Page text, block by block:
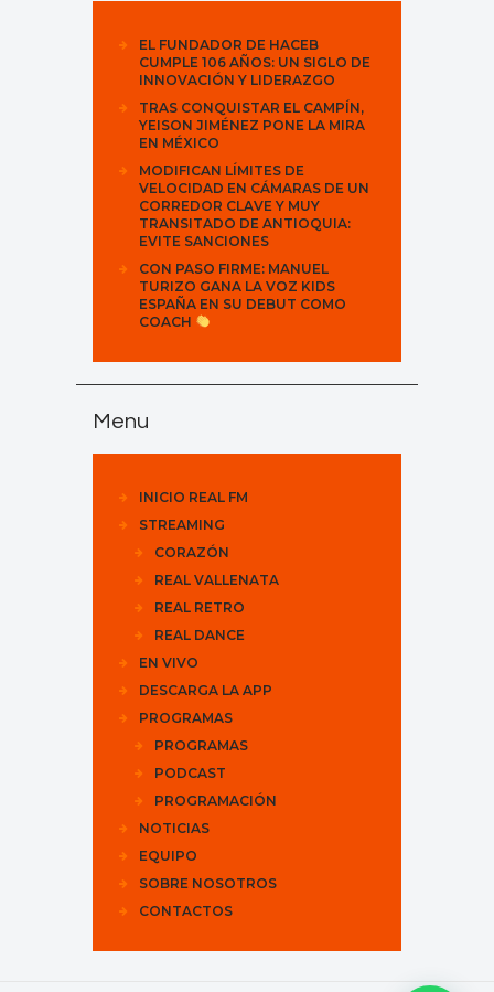
EL FUNDADOR DE HACEB
CUMPLE 106 AÑOS: UN SIGLO DE
INNOVACIÓN Y LIDERAZGO
TRAS CONQUISTAR EL CAMPÍN,
YEISON JIMÉNEZ PONE LA MIRA
EN MÉXICO
MODIFICAN LÍMITES DE
VELOCIDAD EN CÁMARAS DE UN
CORREDOR CLAVE Y MUY
TRANSITADO DE ANTIOQUIA:
EVITE SANCIONES
CON PASO FIRME: MANUEL
TURIZO GANA LA VOZ KIDS
ESPAÑA EN SU DEBUT COMO
COACH
Menu
INICIO REAL FM
STREAMING
CORAZÓN
REAL VALLENATA
REAL RETRO
REAL DANCE
EN VIVO
DESCARGA LA APP
PROGRAMAS
PROGRAMAS
PODCAST
PROGRAMACIÓN
NOTICIAS
EQUIPO
SOBRE NOSOTROS
CONTACTOS